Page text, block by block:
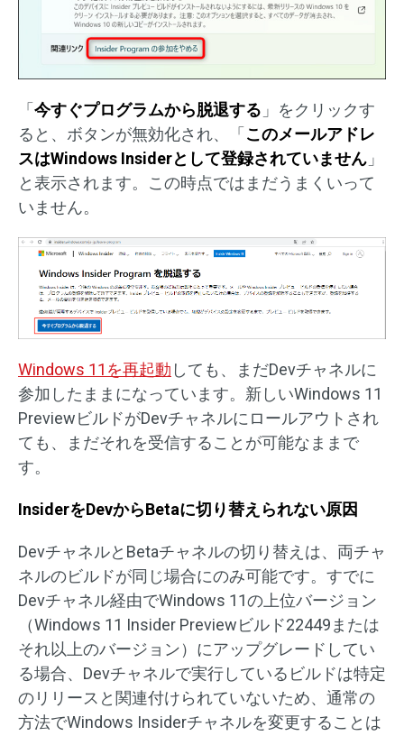
「 今すぐプログラムから脱退する 」をクリックす
ると、ボタンが無効化され、「 このメールアドレ
スはWindows Insiderとして登録されていません 」
と表示されます。この時点ではまだうまくいって
いません。
Windows 11を再起動 しても、まだDevチャネルに
参加したままになっています。新しいWindows 11
PreviewビルドがDevチャネルにロールアウトされ
ても、まだそれを受信することが可能なままで
す。
InsiderをDevからBetaに切り替えられない原因
DevチャネルとBetaチャネルの切り替えは、両チャ
ネルのビルドが同じ場合にのみ可能です。すでに
Devチャネル経由でWindows 11の上位バージョン
（Windows 11 Insider Previewビルド22449または
それ以上のバージョン）にアップグレードしてい
る場合、Devチャネルで実行しているビルドは特定
のリリースと関連付けられていないため、通常の
方法でWindows Insiderチャネルを変更することは